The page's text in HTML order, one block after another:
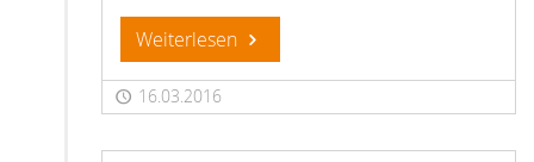
Weiterlesen
16.03.2016